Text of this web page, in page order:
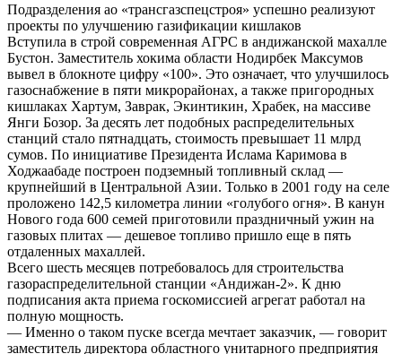
Подразделения ао «трансгазспецстроя» успешно реализуют
проекты по улучшению газификации кишлаков
Вступила в строй современная АГРС в андижанской махалле
Бустон. Заместитель хокима области Нодирбек Максумов
вывел в блокноте цифру «100». Это означает, что улучшилось
газоснабжение в пяти микрорайонах, а также пригородных
кишлаках Хартум, Заврак, Экинтикин, Храбек, на массиве
Янги Бозор. За десять лет подобных распределительных
станций стало пятнадцать, стоимость превышает 11 млрд
сумов. По инициативе Президента Ислама Каримова в
Ходжаабаде построен подземный топливный склад —
крупнейший в Центральной Азии. Только в 2001 году на селе
проложено 142,5 километра линии «голубого огня». В канун
Нового года 600 семей приготовили праздничный ужин на
газовых плитах — дешевое топливо пришло еще в пять
отдаленных махаллей.
Всего шесть месяцев потребовалось для строительства
газораспределительной станции «Андижан-2». К дню
подписания акта приема госкомиссией агрегат работал на
полную мощность.
— Именно о таком пуске всегда мечтает заказчик, — говорит
заместитель директора областного унитарного предприятия